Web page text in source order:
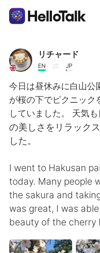
Language
AI Grammar
English
简体中文
Español
Français
日本語 한
Русский ไ
リチャード
EN JP
今日は昼休みに白山公
が桜の下でピクニック
していました。 天気
の美しさをリラック
した。
I went to Hakusan
today. Many people
the sakura and
was great, I was
beauty of the cherry